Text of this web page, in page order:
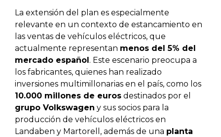
La extensión del plan es especialmente
relevante en un contexto de estancamiento en
las ventas de vehículos eléctricos, que
actualmente representan menos del 5% del
mercado español . Este escenario preocupa a
los fabricantes, quienes han realizado
inversiones multimillonarias en el país, como los
10.000 millones de euros destinados por el
grupo Volkswagen y sus socios para la
producción de vehículos eléctricos en
Landaben y Martorell, además de una planta